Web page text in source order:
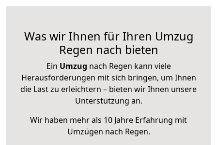
Was wir Ihnen für Ihren Umzug
Regen nach bieten
Ein Umzug nach Regen kann viele
Herausforderungen mit sich bringen, um Ihnen
die Last zu erleichtern – bieten wir Ihnen unsere
Unterstützung an.
Wir haben mehr als 10 Jahre Erfahrung mit
Umzügen nach Regen.